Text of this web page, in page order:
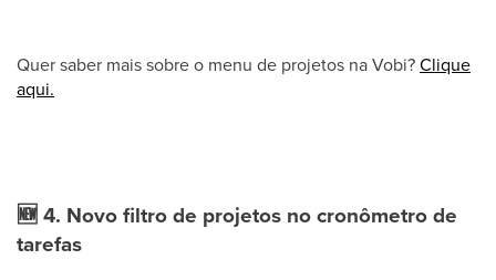
Quer saber mais sobre o menu de projetos na Vobi?Clique
aqui.
🆕4. Novo filtro de projetos no cronômetro de
tarefas